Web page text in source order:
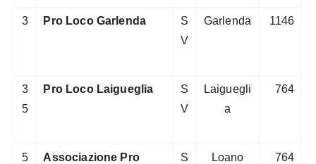
3 Pro Loco Garlenda
S
V
Garlenda 1146
3
5
Pro Loco Laigueglia
S
V
Laiguegli
a
764
5
Associazione Pro
S
Loano 764